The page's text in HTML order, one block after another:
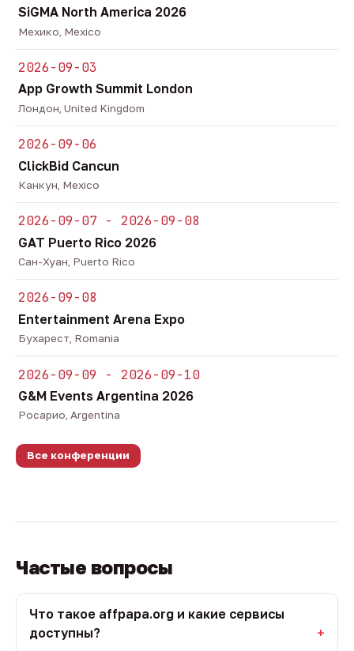
SiGMA North America 2026
Мехико, Mexico
2026-09-03
App Growth Summit London
Лондон, United Kingdom
2026-09-06
ClickBid Cancun
Канкун, Mexico
2026-09-07 - 2026-09-08
GAT Puerto Rico 2026
Сан-Хуан, Puerto Rico
2026-09-08
Entertainment Arena Expo
Бухарест, Romania
2026-09-09 - 2026-09-10
G&M Events Argentina 2026
Росарио, Argentina
Все конференции
Частые вопросы
Что такое affpapa.org и какие сервисы
доступны?